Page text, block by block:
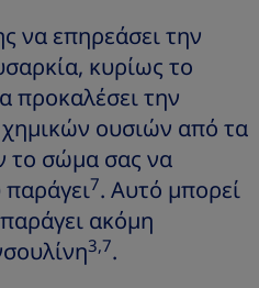
να επηρεάσει την
κυρίως το
προκαλέσει την
ουσιών από τα
το σώμα σας να
7. Αυτό μπορεί
ακόμη
3,7.